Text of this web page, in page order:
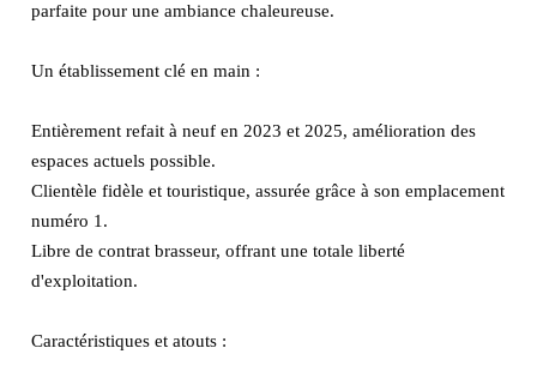
parfaite pour une ambiance chaleureuse.
Un établissement clé en main :
Entièrement refait à neuf en 2023 et 2025, amélioration des
espaces actuels possible.
Clientèle fidèle et touristique, assurée grâce à son emplacement
numéro 1.
Libre de contrat brasseur, offrant une totale liberté
d'exploitation.
Caractéristiques et atouts :